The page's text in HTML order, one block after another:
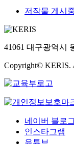
저작물 게시
41061 대구광역시
Copyright© KERIS.
네이버 블로
인스타그램